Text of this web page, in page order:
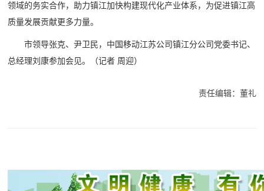
领域的务实合作，助力镇江加快构建现代化产业体系，为促进镇江高
质量发展贡献更多力量。
市领导张克、尹卫民，中国移动江苏公司镇江分公司党委书记、
总经理刘康参加会见。
（记者 周迎）
责任编辑：董礼